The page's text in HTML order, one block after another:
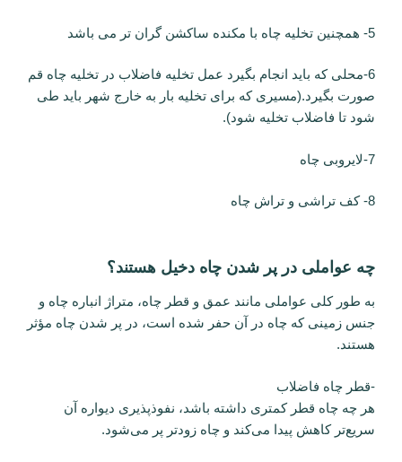
5- همچنین تخلیه چاه با مکنده ساکشن گران تر می باشد
6-محلی که باید انجام بگیرد عمل تخلیه فاضلاب در تخلیه چاه قم
صورت بگیرد.(مسیری که برای تخلیه بار به خارج شهر باید طی
شود تا فاضلاب تخلیه شود).
7-لایروبی چاه
8- کف تراشی و تراش چاه
چه عواملی در پر شدن چاه دخیل هستند؟
به طور کلی عواملی مانند عمق و قطر چاه، متراژ انباره چاه و
جنس زمینی که چاه در آن حفر شده است، در پر شدن چاه مؤثر
هستند.
-قطر چاه فاضلاب
هر چه چاه قطر کمتری داشته باشد، نفوذپذیری دیواره آن
سریع‌تر کاهش پیدا می‌کند و چاه زودتر پر می‌شود.